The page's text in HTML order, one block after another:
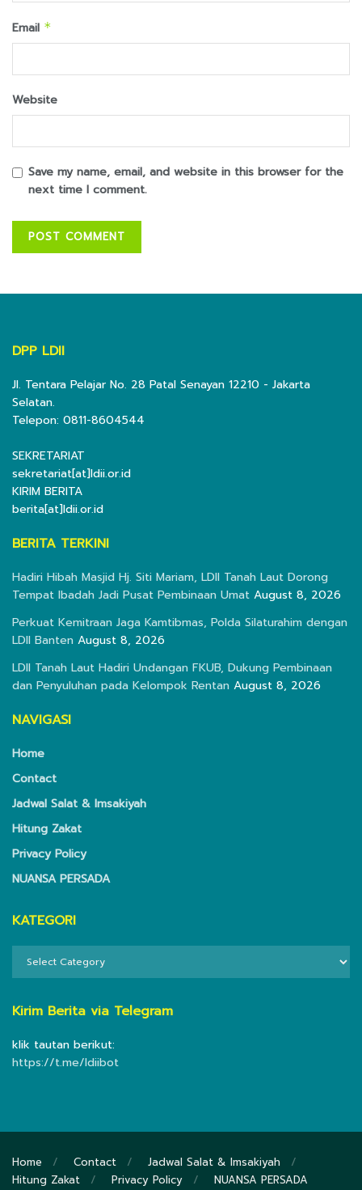
Email *
Website
Save my name, email, and website in this browser for the
next time I comment.
DPP LDII
Jl. Tentara Pelajar No. 28 Patal Senayan 12210 - Jakarta
Selatan.
Telepon: 0811-8604544
SEKRETARIAT
sekretariat[at]ldii.or.id
KIRIM BERITA
berita[at]ldii.or.id
BERITA TERKINI
Hadiri Hibah Masjid Hj. Siti Mariam, LDII Tanah Laut Dorong
Tempat Ibadah Jadi Pusat Pembinaan Umat August 8, 2026
Perkuat Kemitraan Jaga Kamtibmas, Polda Silaturahim dengan
LDII Banten August 8, 2026
LDII Tanah Laut Hadiri Undangan FKUB, Dukung Pembinaan
dan Penyuluhan pada Kelompok Rentan August 8, 2026
NAVIGASI
Home
Contact
Jadwal Salat & Imsakiyah
Hitung Zakat
Privacy Policy
NUANSA PERSADA
KATEGORI
Kirim Berita via Telegram
klik tautan berikut:
https://t.me/ldiibot
Home Contact
Jadwal Salat & Imsakiyah
Hitung Zakat
Privacy Policy NUANSA PERSADA